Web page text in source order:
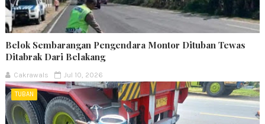
Belok Sembarangan Pengendara Montor Dituban Tewas
Ditabrak Dari Belakang
Cakrawals Jul 10, 2026
TUBAN